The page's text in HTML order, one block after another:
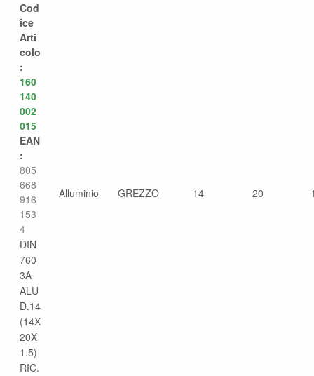
Cod
ice
Arti
colo
:
160
140
002
015
EAN
:
805
668
916
153
4
DIN
760
3A
ALU
D.14
(14X
20X
1.5)
RIC.
Alluminio GREZZO 14 20